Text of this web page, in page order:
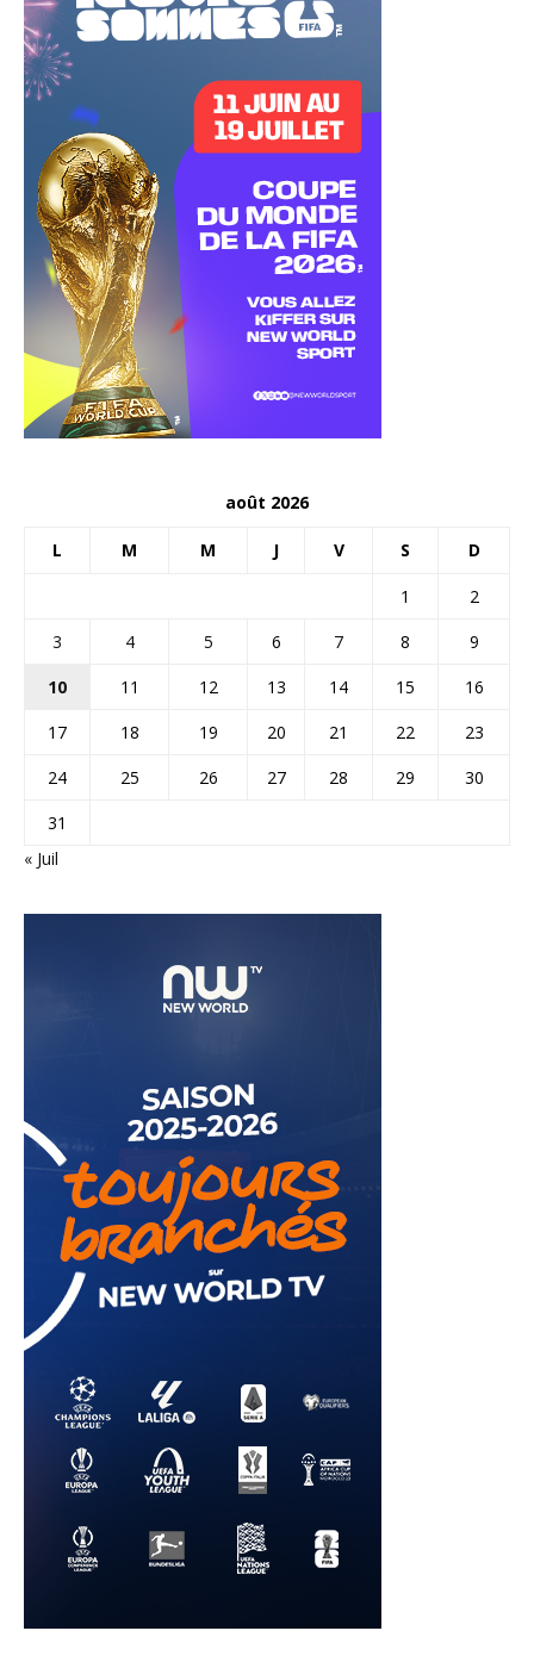
août 2026
L M M J V S D
1
2
3
4 5 6 7 8
9
10
11 12 13 14 15
16
17
18 19 20 21 22
23
24
25 26 27 28 29
30
31
« Juil